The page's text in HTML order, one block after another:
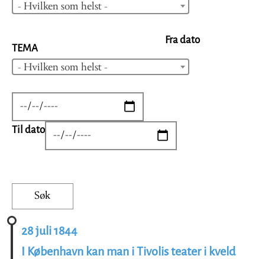
- Hvilken som helst -
TEMA
- Hvilken som helst -
Fra dato
DATE
Til dato DATE
28 juli 1844
I København kan man i Tivolis teater i kveld